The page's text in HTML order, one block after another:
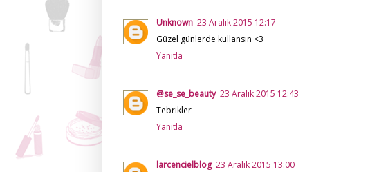
Unknown 23 Aralık 2015 12:17
Güzel günlerde kullansın <3
Yanıtla
@se_se_beauty 23 Aralık 2015 12:43
Tebrikler
Yanıtla
larcencielblog 23 Aralık 2015 13:00